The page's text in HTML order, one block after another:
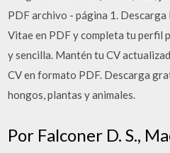
PDF archivo - página 1.
Vitae en PDF y completa tu perfil
y sencilla. Mantén tu CV
CV en formato PDF. Descarga
hongos, plantas y animales.
Por Falconer D. S.,